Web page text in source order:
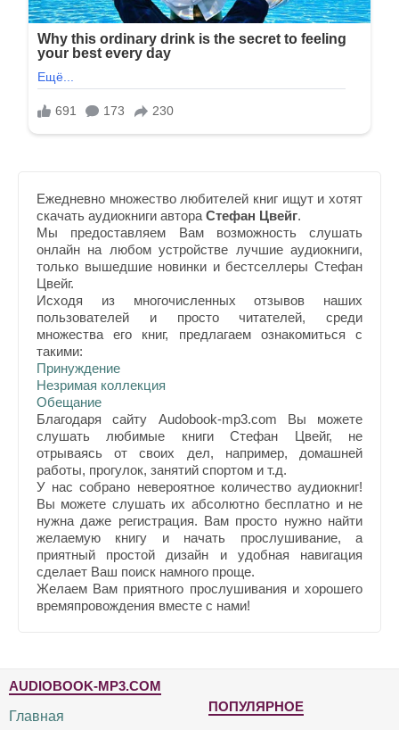
Ежедневно множество любителей книг ищут и хотят
скачать аудиокниги автора Стефан Цвейг.
Мы предоставляем Вам возможность слушать
онлайн на любом устройстве лучшие аудиокниги,
только вышедшие новинки и бестселлеры Стефан
Цвейг.
Исходя из многочисленных отзывов наших
пользователей и просто читателей, среди
множества его книг, предлагаем ознакомиться с
такими:
Принуждение
Незримая коллекция
Обещание
Благодаря сайту Audobook-mp3.com Вы можете
слушать любимые книги Стефан Цвейг, не
отрываясь от своих дел, например, домашней
работы, прогулок, занятий спортом и т.д.
У нас собрано невероятное количество аудиокниг!
Вы можете слушать их абсолютно бесплатно и не
нужна даже регистрация. Вам просто нужно найти
желаемую книгу и начать прослушивание, а
приятный простой дизайн и удобная навигация
сделает Ваш поиск намного проще.
Желаем Вам приятного прослушивания и хорошего
времяпровождения вместе с нами!
AUDIOBOOK-MP3.COM
Главная
ПОПУЛЯРНОЕ